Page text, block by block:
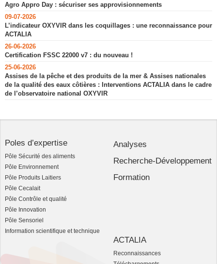
Agro Appro Day : sécuriser ses approvisionnements
09-07-2026
L’indicateur OXYVIR dans les coquillages : une reconnaissance pour
ACTALIA
26-06-2026
Certification FSSC 22000 v7 : du nouveau !
25-06-2026
Assises de la pêche et des produits de la mer & Assises nationales
de la qualité des eaux côtières : Interventions ACTALIA dans le cadre
de l’observatoire national OXYVIR
Poles d’expertise
Pôle Sécurité des aliments
Pôle Environnement
Pôle Produits Laitiers
Pôle Cecalait
Pôle Contrôle et qualité
Pôle Innovation
Pôle Sensoriel
Information scientifique et technique
Analyses
Recherche-Développement
Formation
ACTALIA
Reconnaissances